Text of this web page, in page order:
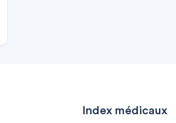
Index médicaux